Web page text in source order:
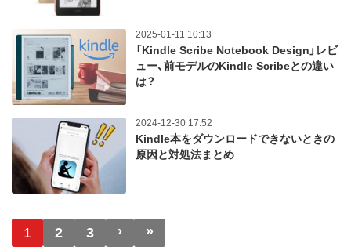
2025-01-11 10:13
「Kindle Scribe Notebook Design」レビ
ュー、前モデルのKindle Scribeとの違い
は？
2024-12-30 17:52
Kindle本をダウンロードできないときの
原因と対処法まとめ
ページ送り
1 2 3 › 次ページ
»最終ページ